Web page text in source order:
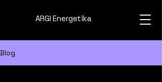
ARGI Energetika
Blog